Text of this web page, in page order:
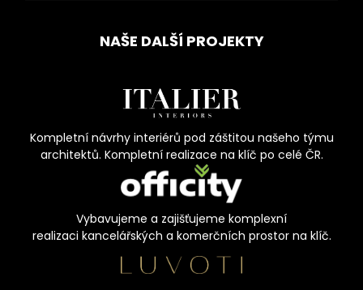
NAŠE DALŠÍ PROJEKTY
Kompletní návrhy interiérů pod záštitou našeho týmu
architektů. Kompletní realizace na klíč po celé ČR.
Vybavujeme a zajišťujeme komplexní
realizaci kancelářských a komerčních prostor na klíč.